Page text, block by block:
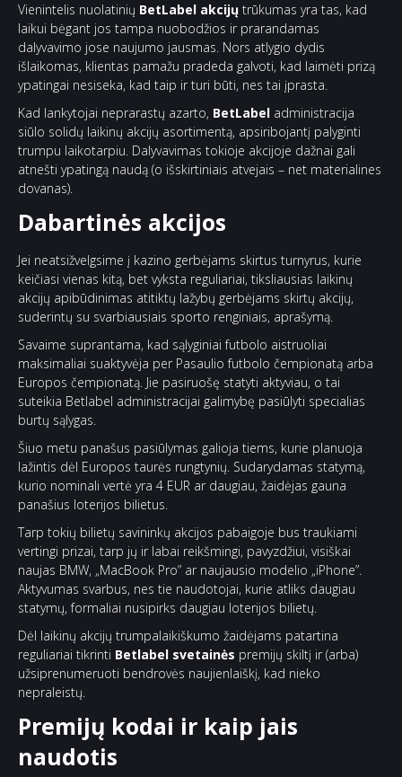
Vienintelis nuolatinių BetLabel akcijų trūkumas yra tas, kad
laikui bėgant jos tampa nuobodžios ir prarandamas
dalyvavimo jose naujumo jausmas. Nors atlygio dydis
išlaikomas, klientas pamažu pradeda galvoti, kad laimėti prizą
ypatingai nesiseka, kad taip ir turi būti, nes tai įprasta.
Kad lankytojai neprarastų azarto, BetLabel administracija
siūlo solidų laikinų akcijų asortimentą, apsiribojantį palyginti
trumpu laikotarpiu. Dalyvavimas tokioje akcijoje dažnai gali
atnešti ypatingą naudą (o išskirtiniais atvejais – net materialines
dovanas).
Dabartinės akcijos
Jei neatsižvelgsime į kazino gerbėjams skirtus turnyrus, kurie
keičiasi vienas kitą, bet vyksta reguliariai, tiksliausias laikinų
akcijų apibūdinimas atitiktų lažybų gerbėjams skirtų akcijų,
suderintų su svarbiausiais sporto renginiais, aprašymą.
Savaime suprantama, kad sąlyginiai futbolo aistruoliai
maksimaliai suaktyvėja per Pasaulio futbolo čempionatą arba
Europos čempionatą. Jie pasiruošę statyti aktyviau, o tai
suteikia Betlabel administracijai galimybę pasiūlyti specialias
burtų sąlygas.
Šiuo metu panašus pasiūlymas galioja tiems, kurie planuoja
lažintis dėl Europos taurės rungtynių. Sudarydamas statymą,
kurio nominali vertė yra 4 EUR ar daugiau, žaidėjas gauna
panašius loterijos bilietus.
Tarp tokių bilietų savininkų akcijos pabaigoje bus traukiami
vertingi prizai, tarp jų ir labai reikšmingi, pavyzdžiui, visiškai
naujas BMW, „MacBook Pro” ar naujausio modelio „iPhone”.
Aktyvumas svarbus, nes tie naudotojai, kurie atliks daugiau
statymų, formaliai nusipirks daugiau loterijos bilietų.
Dėl laikinų akcijų trumpalaikiškumo žaidėjams patartina
reguliariai tikrinti Betlabel svetainės premijų skiltį ir (arba)
užsiprenumeruoti bendrovės naujienlaiškį, kad nieko
nepraleistų.
Premijų kodai ir kaip jais
naudotis